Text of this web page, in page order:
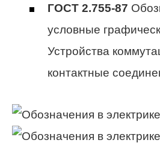
ГОСТ 2.755-87
условные
Устройства
контактные